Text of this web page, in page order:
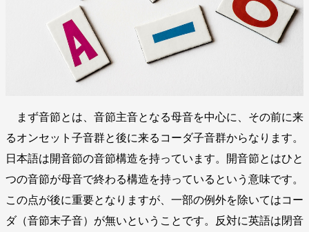
まず音節とは、音節主音となる母音を中心に、その前に来
るオンセット子音群と後に来るコーダ子音群からなります。
日本語は開音節の音節構造を持っています。開音節とはひと
つの音節が母音で終わる構造を持っているという意味です。
この点が後に重要となりますが、一部の例外を除いてはコー
ダ（音節末子音）が無いということです。反対に英語は閉音